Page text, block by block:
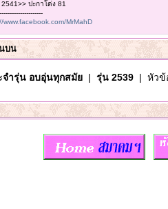
2541>> ปะกาโด่ง 81
www.facebook.com/MrMahD
บน
จำรุ่น อบอุ่นทุกสมัย| รุ่น 2539| หัวข้